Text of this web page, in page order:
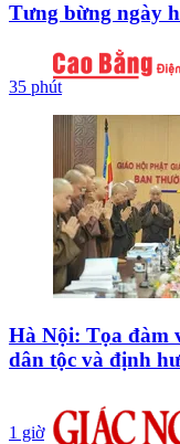
Tưng bừng ngày
35 phút
Hà Nội: Tọa đàm
dân tộc và định
1 giờ